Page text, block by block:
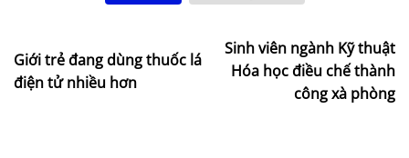
Giới trẻ đang dùng thuốc lá
điện tử nhiều hơn
Sinh viên ngành Kỹ thuật
Hóa học điều chế thành
công xà phòng